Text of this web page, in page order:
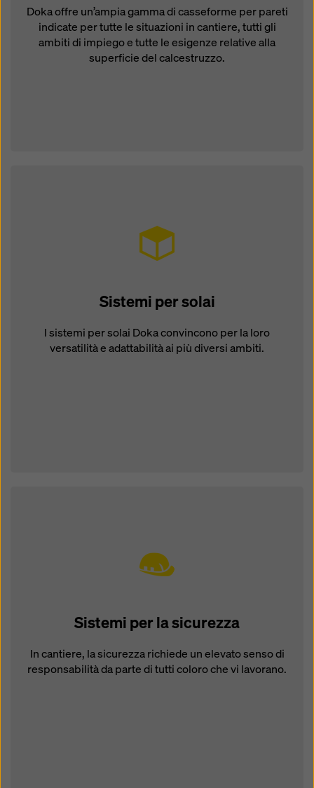
Doka offre un’ampia gamma di casseforme per pareti
indicate per tutte le situazioni in cantiere, tutti gli
ambiti di impiego e tutte le esigenze relative alla
superficie del calcestruzzo.
Sistemi per solai
I sistemi per solai Doka convincono per la loro
versatilità e adattabilità ai più diversi ambiti.
Sistemi per la sicurezza
In cantiere, la sicurezza richiede un elevato senso di
responsabilità da parte di tutti coloro che vi lavorano.